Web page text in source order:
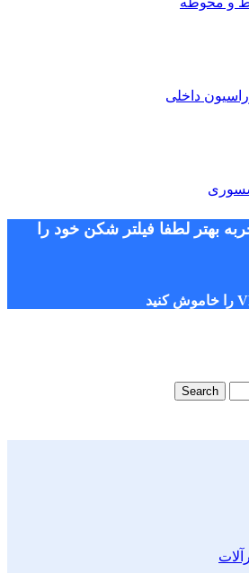
داخلی
بهتر لطفا فیلتر شکن خود را
Search